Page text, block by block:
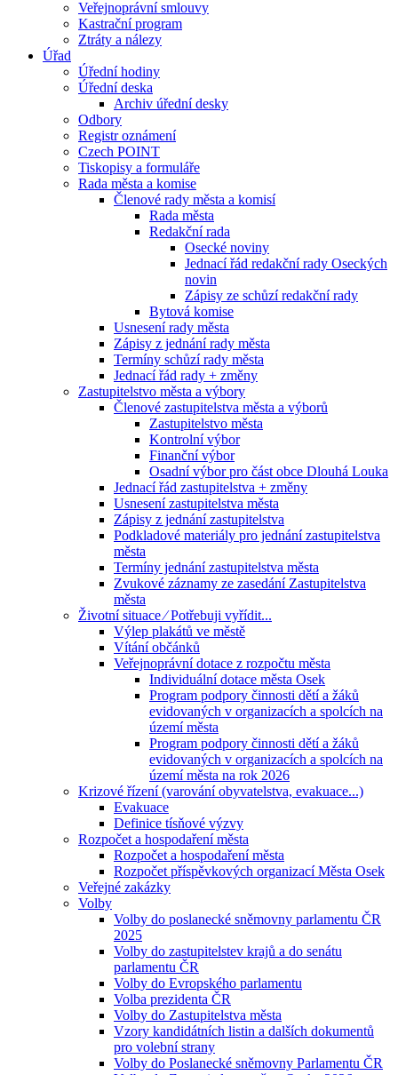
Veřejnoprávní smlouvy
Kastrační program
Ztráty a nálezy
Úřad
Úřední hodiny
Úřední deska
Archiv úřední desky
Odbory
Registr oznámení
Czech POINT
Tiskopisy a formuláře
Rada města a komise
Členové rady města a komisí
Rada města
Redakční rada
Osecké noviny
Jednací řád redakční rady Oseckých
novin
Zápisy ze schůzí redakční rady
Bytová komise
Usnesení rady města
Zápisy z jednání rady města
Termíny schůzí rady města
Jednací řád rady + změny
Zastupitelstvo města a výbory
Členové zastupitelstva města a výborů
Zastupitelstvo města
Kontrolní výbor
Finanční výbor
Osadní výbor pro část obce Dlouhá Louka
Jednací řád zastupitelstva + změny
Usnesení zastupitelstva města
Zápisy z jednání zastupitelstva
Podkladové materiály pro jednání zastupitelstva
města
Termíny jednání zastupitelstva města
Zvukové záznamy ze zasedání Zastupitelstva
města
Životní situace ⁄ Potřebuji vyřídit...
Výlep plakátů ve městě
Vítání občánků
Veřejnoprávní dotace z rozpočtu města
Individuální dotace města Osek
Program podpory činnosti dětí a žáků
evidovaných v organizacích a spolcích na
území města
Program podpory činnosti dětí a žáků
evidovaných v organizacích a spolcích na
území města na rok 2026
Krizové řízení (varování obyvatelstva, evakuace...)
Evakuace
Definice tísňové výzvy
Rozpočet a hospodaření města
Rozpočet a hospodaření města
Rozpočet příspěvkových organizací Města Osek
Veřejné zakázky
Volby
Volby do poslanecké sněmovny parlamentu ČR
2025
Volby do zastupitelstev krajů a do senátu
parlamentu ČR
Volby do Evropského parlamentu
Volba prezidenta ČR
Volby do Zastupitelstva města
Vzory kandidátních listin a dalších dokumentů
pro volební strany
Volby do Poslanecké sněmovny Parlamentu ČR